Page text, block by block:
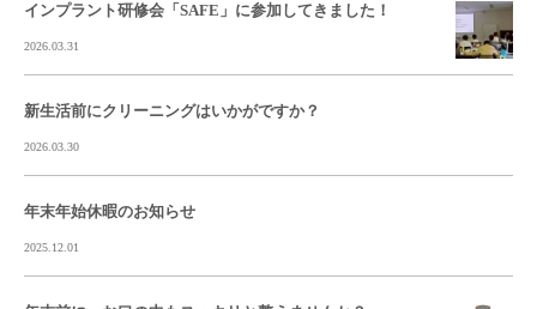
インプラント研修会「SAFE」に参加してきました！
2026.03.31
新生活前にクリーニングはいかがですか？
2026.03.30
年末年始休暇のお知らせ
2025.12.01